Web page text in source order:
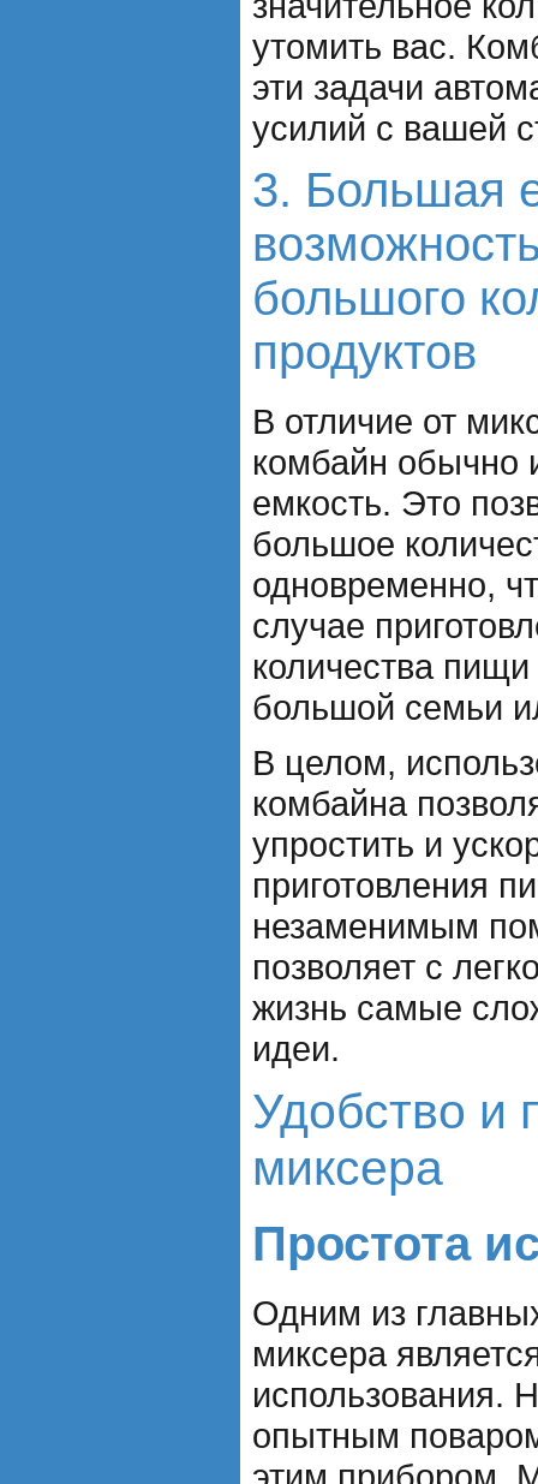
утомить вас.
эти задачи
усилий с вашей
3. Большая
большого
продуктов
В отличие от
комбайн обычно
емкость. Это
большое
одновременно,
случае
количества
большой семьи
В целом,
комбайна
упростить и
приготовления
незаменимым
позволяет с
жизнь самые
идеи.
Удобство и
миксера
Простота
Одним из
миксера
использования.
опытным